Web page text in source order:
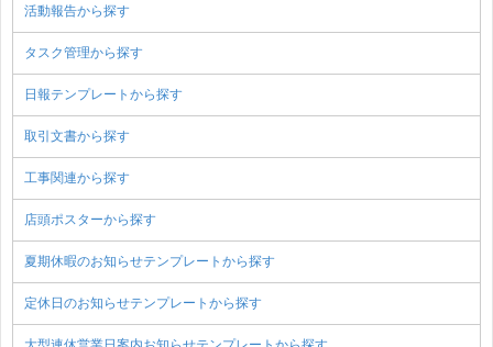
活動報告から探す
タスク管理から探す
日報テンプレートから探す
取引文書から探す
工事関連から探す
店頭ポスターから探す
夏期休暇のお知らせテンプレートから探す
定休日のお知らせテンプレートから探す